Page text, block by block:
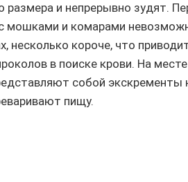
размера и непрерывно зудят.
мошками и комарами
несколько короче, что
в поиске крови. На
собой экскременты
пищу.